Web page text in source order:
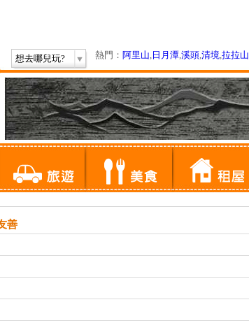
想去哪兒玩? 熱門： 阿里山, 日月潭,溪頭,清境,拉拉山
善